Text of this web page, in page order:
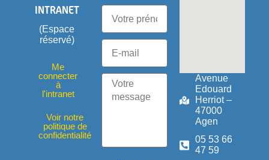
INTRANET
(Espace
réservé)
Me
connecter
à
l'intranet
Voir notre
politique de
confidentialité
Avenue
Edouard
Herriot –
47000
Agen
05 53 66
47 59